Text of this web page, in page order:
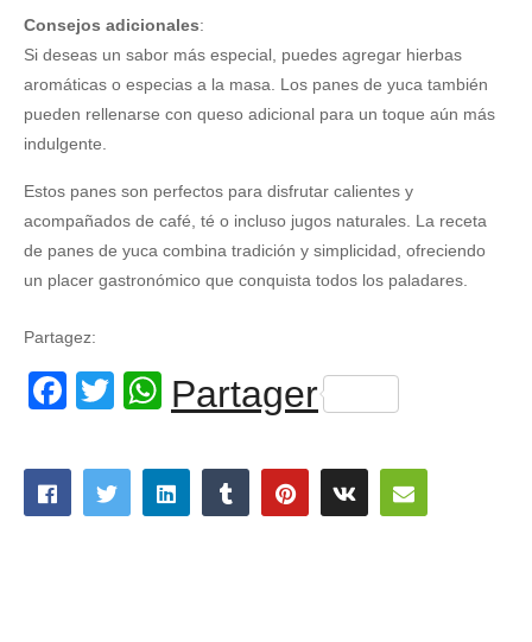
Consejos adicionales:
Si deseas un sabor más especial, puedes agregar hierbas
aromáticas o especias a la masa. Los panes de yuca también
pueden rellenarse con queso adicional para un toque aún más
indulgente.
Estos panes son perfectos para disfrutar calientes y
acompañados de café, té o incluso jugos naturales. La receta
de panes de yuca combina tradición y simplicidad, ofreciendo
un placer gastronómico que conquista todos los paladares.
Partagez:
Facebook
Twitter
WhatsApp
Partager